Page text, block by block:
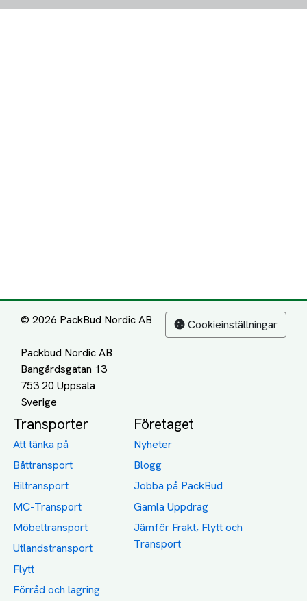
© 2026 PackBud Nordic AB
Packbud Nordic AB
Bangårdsgatan 13
753 20 Uppsala
Cookieinställningar
Transporter
Att tänka på
Båttransport
Biltransport
MC-Transport
Möbeltransport
Utlandstransport
Flytt
Förråd och lagring
Företaget
Nyheter
Blogg
Jobba på PackBud
Gamla Uppdrag
Jämför Frakt, Flytt och
Transport